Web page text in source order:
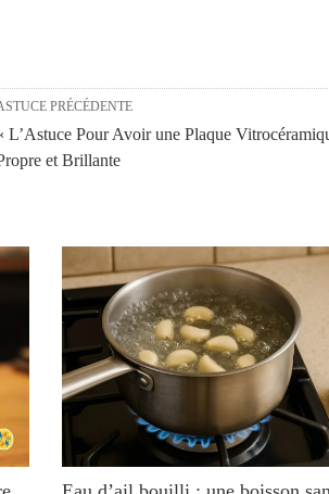
PRÉCÉDENTE
L’Astuce Pour Avoir une Plaque
et Brillante